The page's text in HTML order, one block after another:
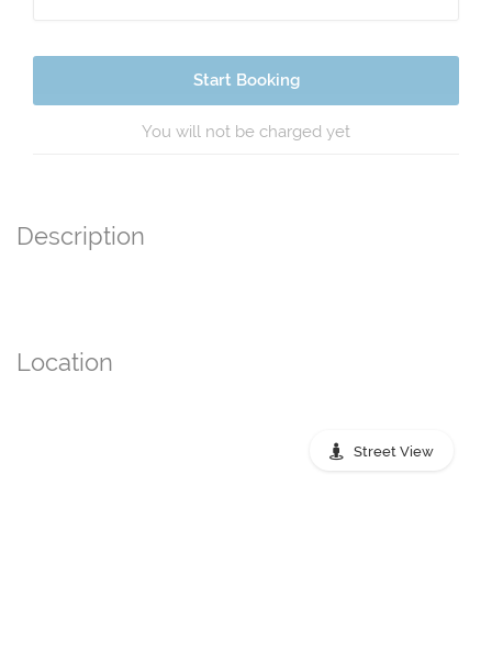
Start Booking
You will not be charged yet
Description
Location
Street View